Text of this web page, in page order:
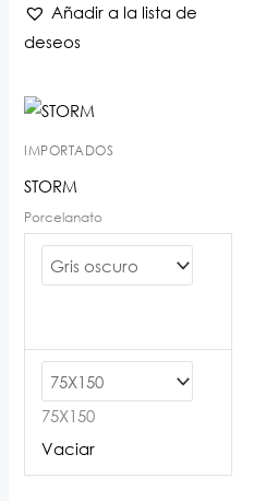
Añadir a la lista de
deseos
IMPORTADOS
STORM
Porcelanato
75X150
Vaciar